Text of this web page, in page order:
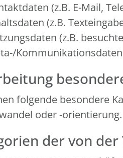
(z.B. E-Mail,
(z.B.
(z.B.
folgende besondere
oder -orientierung.
der von